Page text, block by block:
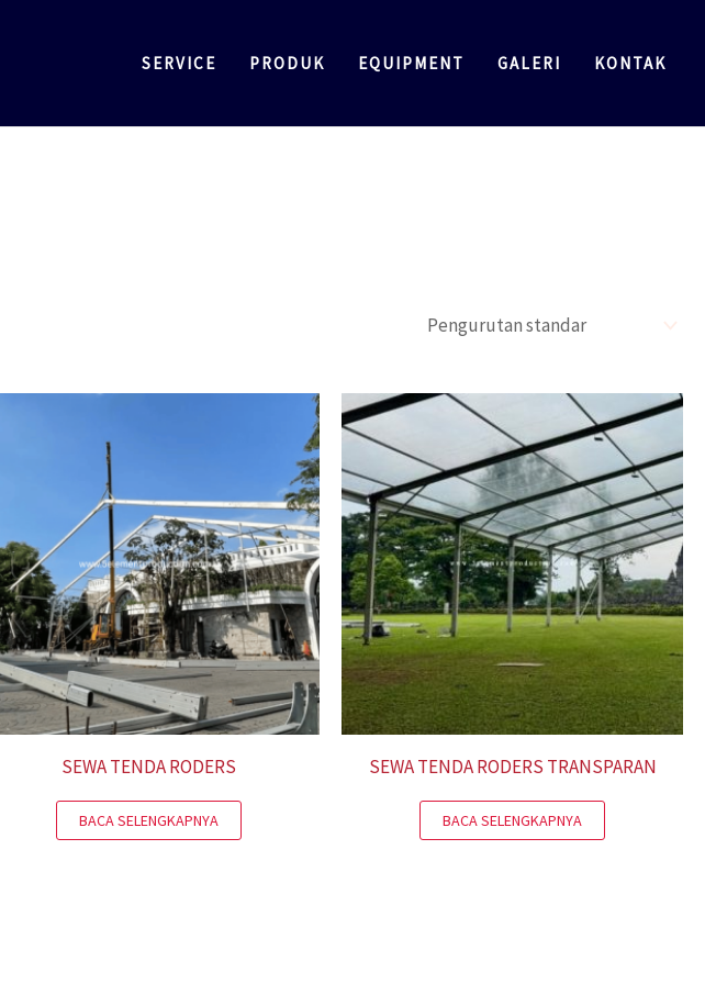
SERVICE PRODUK EQUIPMENT GALERI KONTAK
SEWA TENDA RODERS
BACA SELENGKAPNYA
SEWA TENDA RODERS TRANSPARAN
BACA SELENGKAPNYA